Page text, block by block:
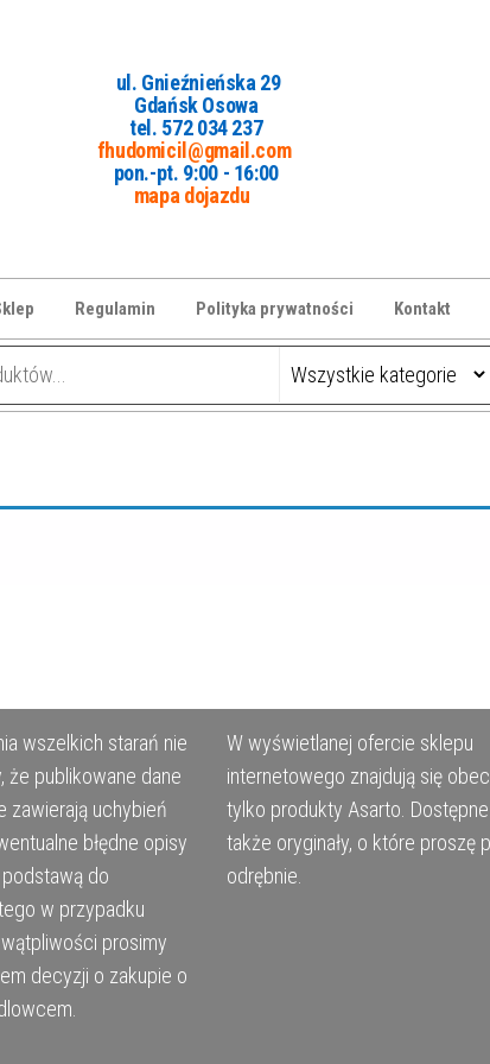
ul. Gnieźnieńska 29
Gdańsk Osowa
tel. 572 034 237
fhudomicil@gmail.com
pon.-pt. 9:00 - 16:00
mapa dojazdu
Regulamin Polityka prywatności Kontakt
wszelkich starań nie
że publikowane dane
zawierają uchybień
błędne opisy
do
w przypadku
prosimy
decyzji o zakupie o
W wyświetlanej ofercie sklepu
internetowego znajdują się
tylko produkty Asarto.
także oryginały, o które proszę
odrębnie.